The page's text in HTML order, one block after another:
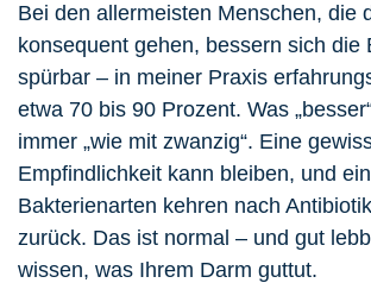
Bei den allermeisten Menschen, die
konsequent gehen, bessern sich die
spürbar – in meiner Praxis
etwa 70 bis 90 Prozent. Was
immer „wie mit zwanzig“. Eine
Empfindlichkeit kann bleiben, und
Bakterienarten kehren nach
zurück. Das ist normal – und gut
wissen, was Ihrem Darm guttut.